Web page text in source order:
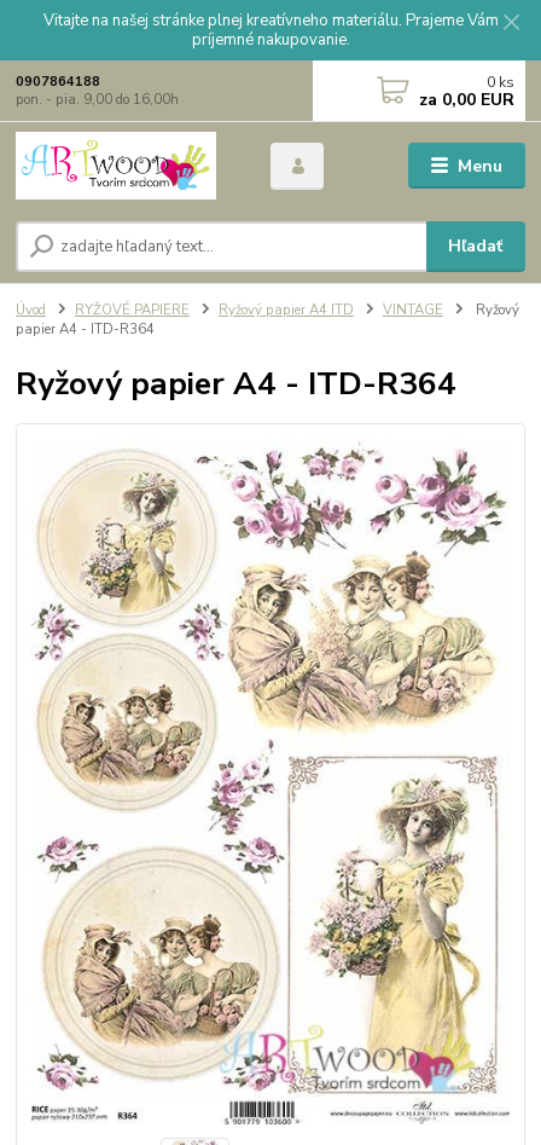
Vitajte na našej stránke plnej kreatívneho materiálu. Prajeme Vám
príjemné nakupovanie.
Menu
Hľadať
0907864188
pon. - pia. 9,00 do 16,00h
0 ks
za 0,00 EUR
Úvod RYŽOVÉ PAPIERE Ryžový papier A4 ITD VINTAGE
Ryžový
papier A4 - ITD-R364
Ryžový papier A4 - ITD-R364